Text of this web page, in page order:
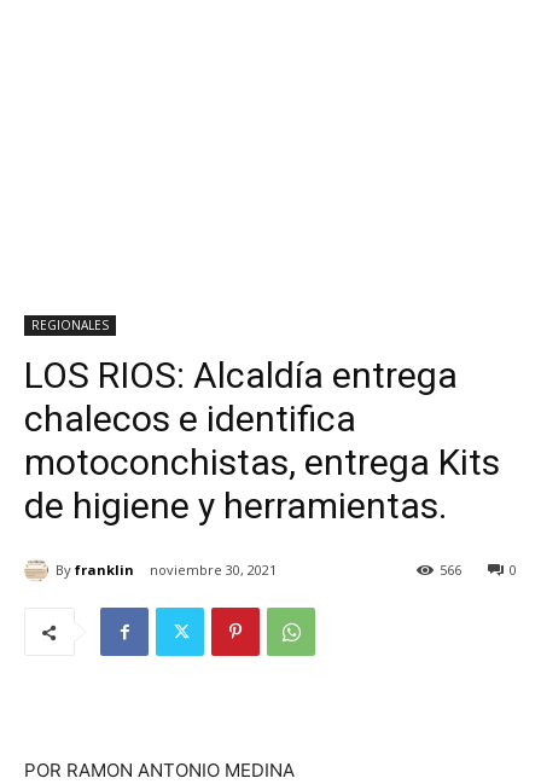
REGIONALES
LOS RIOS: Alcaldía entrega
chalecos e identifica
motoconchistas, entrega Kits
de higiene y herramientas.
By franklin noviembre 30, 2021 0
566
POR RAMON ANTONIO MEDINA